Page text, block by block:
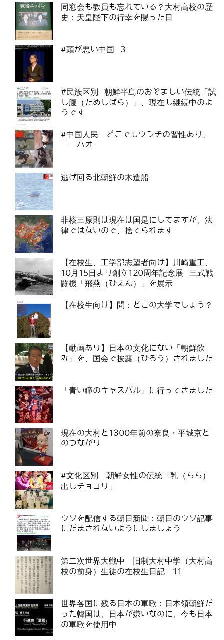
同窓会も教員も忘れている？大村高校の歴
史：天皇陛下の行幸を賜った日
#頭が悪い中国 3
#民族区別 朝鮮半島のおぞましい伝統「試
し腹（ためしばら）」、現在も継続中のよ
うです
#中国人民 どこでもウンチの習性あり、
ニーハオ
逃げ回る北朝鮮の木造船
非核三原則は現在は国是にしてますが、法
律ではないので、捨てられます
【在校生、工学部志望者向け】川崎重工、
10月15日より創立120周年記念展 三式戦
闘機「飛燕（ひえん）」を展示
【在校生向け】問：どこの大学でしょう？
【動画あり】日本の文化にない「朝鮮飲
み」を、国会で披露（ひろう）されました
「青い瞳のキャスバル」に行ってきました
現在の大村と1300年前の奈良・平城京と
のつながり
#文化区別 朝鮮女性の伝統「乳（ちち）
出しチョゴリ」
ウソを配信する朝日新聞：朝日のウソ記事
にだまされないようにしましょう
第二次世界大戦中 旧制大村中学（大村高
校の前身）生徒の在校生日記 11
世界各国に残る日本の軍歌：日本領朝鮮だ
った韓国は、日本が嫌いなのに、今も日本
の軍歌を使用中